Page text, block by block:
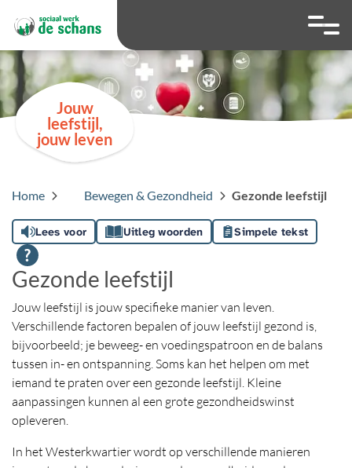
Hoog contrast
Ga naar
Jouw
leefstijl,
jouw leven
Home Bewegen & Gezondheid Gezonde leefstijl
Lees voor Uitleg woorden Simpele tekst
Gezonde leefstijl
Jouw leefstijl is jouw specifieke manier van leven.
Verschillende factoren bepalen of jouw leefstijl gezond is,
bijvoorbeeld; je beweeg- en voedingspatroon en de balans
tussen in- en ontspanning. Soms kan het helpen om met
iemand te praten over een gezonde leefstijl. Kleine
aanpassingen kunnen al een grote gezondheidswinst
opleveren.
In het Westerkwartier wordt op verschillende manieren